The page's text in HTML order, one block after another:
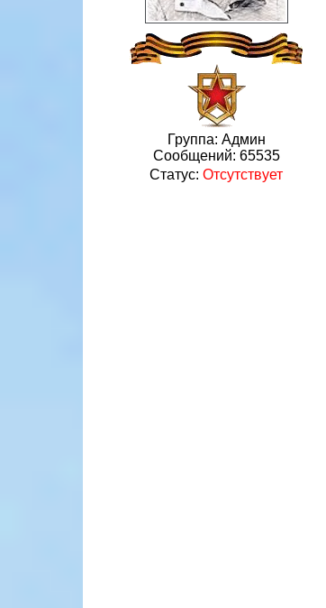
Группа: Админ
Сообщений: 65535
Статус: Отсутствует